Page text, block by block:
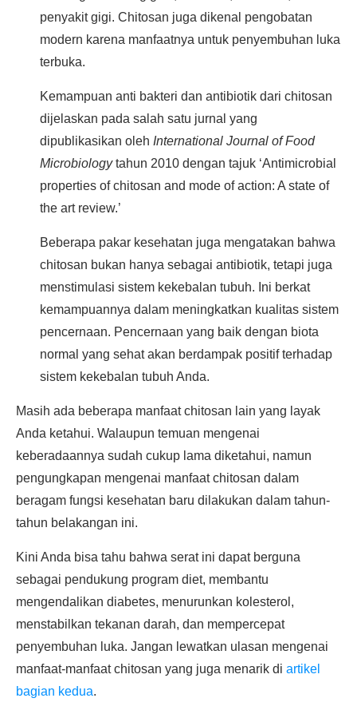
penyakit gigi. Chitosan juga dikenal pengobatan
modern karena manfaatnya untuk penyembuhan luka
terbuka.
Kemampuan anti bakteri dan antibiotik dari chitosan
dijelaskan pada salah satu jurnal yang
dipublikasikan oleh International Journal of Food
Microbiologytahun 2010 dengan tajuk ‘Antimicrobial
properties of chitosan and mode of action: A state of
the art review.’
Beberapa pakar kesehatan juga mengatakan bahwa
chitosan bukan hanya sebagai antibiotik, tetapi juga
menstimulasi sistem kekebalan tubuh. Ini berkat
kemampuannya dalam meningkatkan kualitas sistem
pencernaan. Pencernaan yang baik dengan biota
normal yang sehat akan berdampak positif terhadap
sistem kekebalan tubuh Anda.
Masih ada beberapa manfaat chitosan lain yang layak
Anda ketahui. Walaupun temuan mengenai
keberadaannya sudah cukup lama diketahui, namun
pengungkapan mengenai manfaat chitosan dalam
beragam fungsi kesehatan baru dilakukan dalam tahun-
tahun belakangan ini.
Kini Anda bisa tahu bahwa serat ini dapat berguna
sebagai pendukung program diet, membantu
mengendalikan diabetes, menurunkan kolesterol,
menstabilkan tekanan darah, dan mempercepat
penyembuhan luka. Jangan lewatkan ulasan mengenai
manfaat-manfaat chitosan yang juga menarik di artikel
bagian kedua.